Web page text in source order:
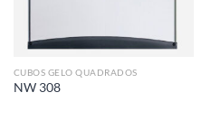
CUBOS GELO QUADRADOS
NW 308